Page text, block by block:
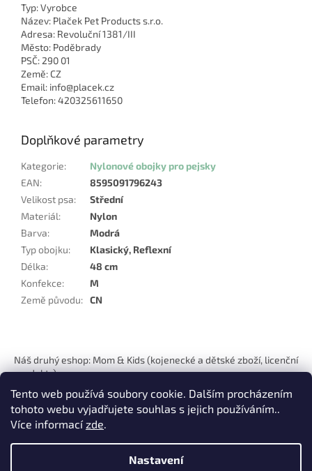
Tento web používá soubory cookie. Dalším procházením
tohoto webu vyjadřujete souhlas s jejich používáním..
Více informacízde.
Nastavení
Typ: Vyrobce
Název: Plaček Pet Products s.r.o.
Adresa: Revoluční 1381/III
Město: Poděbrady
PSČ: 290 01
Země: CZ
Email: info@placek.cz
Telefon: 420325611650
Doplňkové parametry
Kategorie:
Nylonové obojky pro pejsky
EAN:
8595091796243
Velikost psa:
Střední
Materiál:
Nylon
Barva:
Modrá
Typ obojku:
Klasický, Reflexní
Délka:
48 cm
Konfekce:
M
Země původu: CN
p
Náš druhý eshop: Mom & Kids (kojenecké a dětské zboží, licenční
produkty)
Vytvořil Shoptet